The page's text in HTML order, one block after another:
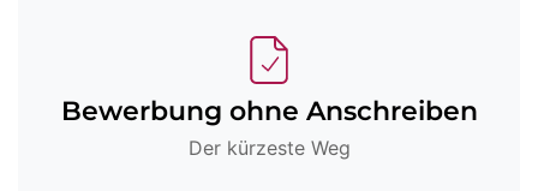
Bewerbung ohne Anschreiben
Der kürzeste Weg